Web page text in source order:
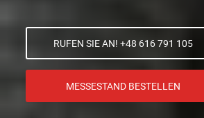
RUFEN SIE AN! +48 616 791 105
MESSESTAND BESTELLEN